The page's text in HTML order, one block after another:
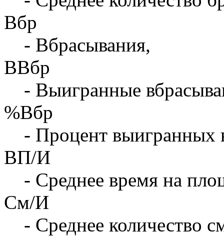
Вбр
- Вбрасывания,
ВВбр
- Выигранные
%Вбр
- Процент выигранных
ВП/И
- Среднее время на
См/И
- Среднее количество